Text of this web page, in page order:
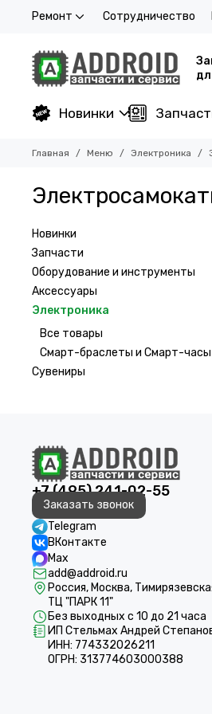
Ремонт Сотрудничество
Новинки
Главная Меню Электроника
Новинки
Запчасти
Оборудование и инструменты
Аксессуары
Электроника
Все товары
Смарт-браслеты и Смарт-часы
Сувениры
+7 (495) 241-02-55
Заказать звонок
Telegram
ВКонтакте
Max
add@addroid.ru
Россия, Москва,
ТЦ "ПАРК 11"
Без выходных с 10 до 21 часа
ИП Стельмах Андрей
ИНН: 774332026211
ОГРН: 313774603000388